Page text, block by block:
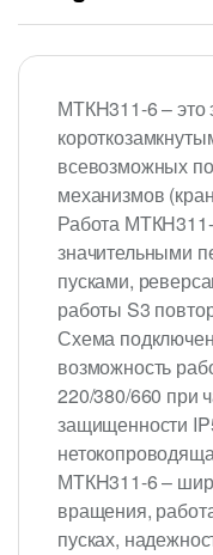
МТКH311-6 – это
всевозможных
механизмов
Работа МТКH311-
значительными
пусками,
работы S3
Схема
возможность
220/380/660 при
защищенности
МТКH311-6 –
вращения,
пусках,